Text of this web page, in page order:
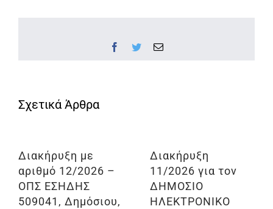
Facebook
TwitterEmail
Διακήρυξη με
αριθμό 12/2026 –
ΟΠΣ ΕΣΗΔΗΣ
509041, Δημόσιου,
Διακήρυξη
11/2026 για τον
ΔΗΜΟΣΙΟ
ΗΛΕΚΤΡΟΝΙΚΟ